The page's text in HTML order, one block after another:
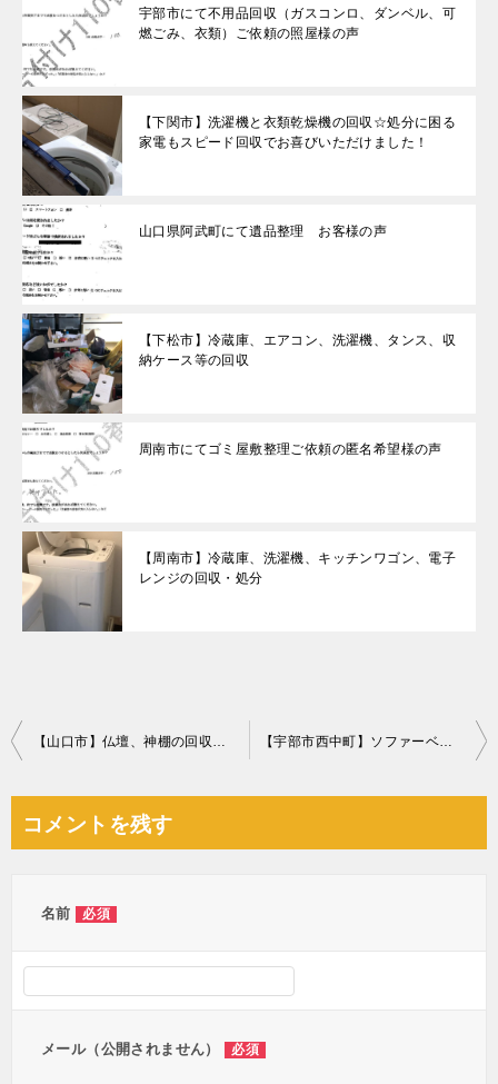
宇部市にて不用品回収（ガスコンロ、ダンベル、可
燃ごみ、衣類）ご依頼の照屋様の声
【下関市】洗濯機と衣類乾燥機の回収☆処分に困る
家電もスピード回収でお喜びいただけました！
山口県阿武町にて遺品整理 お客様の声
【下松市】冷蔵庫、エアコン、洗濯機、タンス、収
納ケース等の回収
周南市にてゴミ屋敷整理ご依頼の匿名希望様の声
【周南市】冷蔵庫、洗濯機、キッチンワゴン、電子
レンジの回収・処分
投
ビ
【山口市】仏壇、神棚の回収・処分ご依頼 お客様の声 【宇部市西中町】ソファーベッドの回収・処分ご依頼 お客様の声
コメントを残す
名前 必須
メール（公開されません） 必須